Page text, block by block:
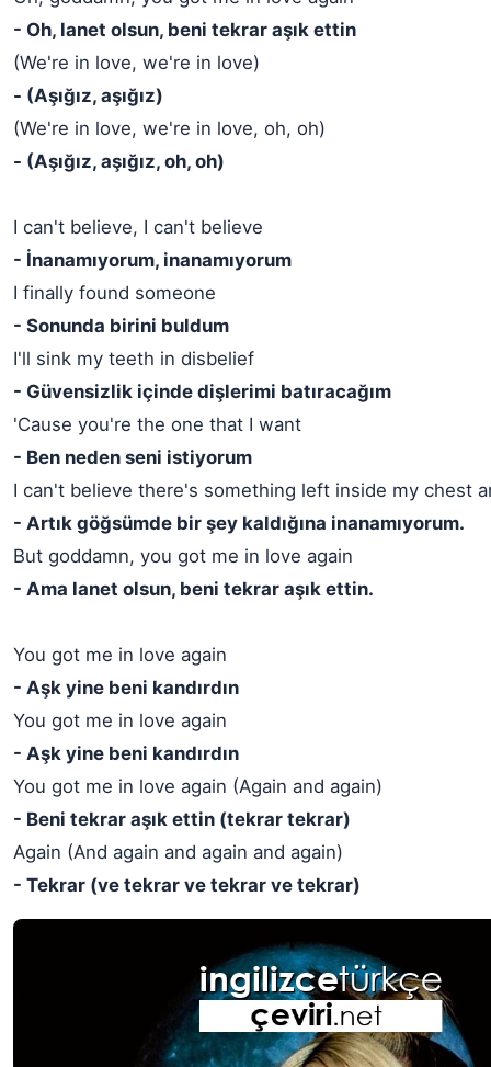
- Oh, lanet olsun, beni tekrar aşık ettin
(We're in love, we're in love)
- (Aşığız, aşığız)
(We're in love, we're in love, oh, oh)
- (Aşığız, aşığız, oh, oh)
I can't believe, I can't believe
- İnanamıyorum, inanamıyorum
I finally found someone
- Sonunda birini buldum
I'll sink my teeth in disbelief
- Güvensizlik içinde dişlerimi batıracağım
'Cause you're the one that I want
- Ben neden seni istiyorum
I can't believe there's something left inside my chest
- Artık göğsümde bir şey kaldığına inanamıyorum.
But goddamn, you got me in love again
- Ama lanet olsun, beni tekrar aşık ettin.
You got me in love again
- Aşk yine beni kandırdın
You got me in love again
- Aşk yine beni kandırdın
You got me in love again (Again and again)
- Beni tekrar aşık ettin (tekrar tekrar)
Again (And again and again and again)
- Tekrar (ve tekrar ve tekrar ve tekrar)